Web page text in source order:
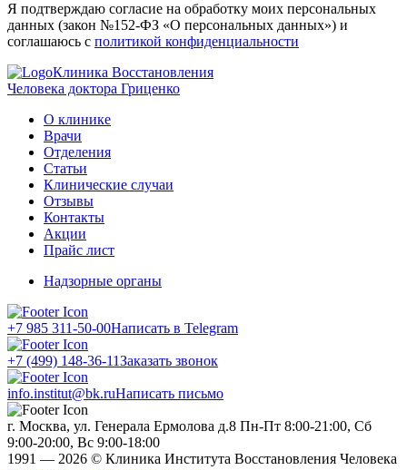
Я подтверждаю согласие на обработку моих персональных
данных (закон №152-ФЗ «О персональных данных») и
соглашаюсь с политикой конфиденциальности
Клиника Восстановления
Человека доктора Гриценко
О клинике
Врачи
Отделения
Статьи
Клинические случаи
Отзывы
Контакты
Акции
Прайс лист
Надзорные органы
+7 985 311-50-00Написать в Telegram
+7 (499) 148-36-11Заказать звонок
info.institut@bk.ruНаписать письмо
г. Москва, ул. Генерала Ермолова д.8 Пн-Пт 8:00-21:00, Сб
9:00-20:00, Вс 9:00-18:00
1991 — 2026 © Клиника Института Восстановления Человека